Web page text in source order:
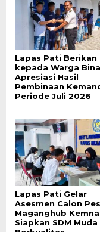
Lapas Pati Berikan
kepada Warga
Apresiasi Hasil
Pembinaan
Periode Juli 2026
Lapas Pati Gelar
Asesmen Calon
Maganghub
Siapkan SDM Muda